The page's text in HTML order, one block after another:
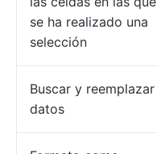
se ha realizado una
selección
Buscar y reemplazar
datos